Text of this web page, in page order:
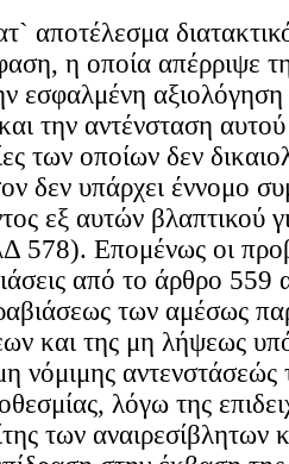
αποτέλεσμα
η οποία απέρριψε
εσφαλμένη
την αντένσταση
των οποίων δεν
δεν υπάρχει έννομο
εξ αυτών βλαπτικού
578). Επομένως οι
από το άρθρο
των αμέσως
και της μη λήψεως
νόμιμης αντενστάσεώς
λόγω της
των αναιρεσίβλητων